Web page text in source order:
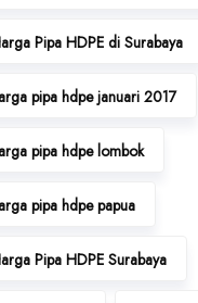
Pipa HDPE di Surabaya
pipa hdpe januari 2017
pipa hdpe lombok
pipa hdpe papua
Pipa HDPE Surabaya